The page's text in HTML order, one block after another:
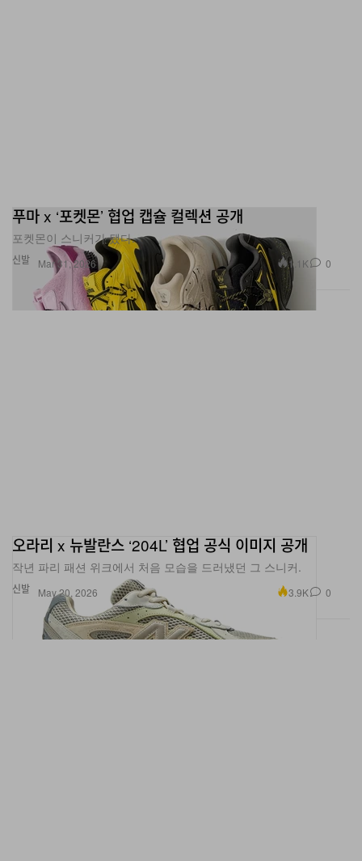
신발
포켓몬이 스니커가 됐다.
Mar 31, 2026
신발
작년 파리 패션 위크에서 처음 모습을 드러냈던 그 스니커.
May 20, 2026 3.9K